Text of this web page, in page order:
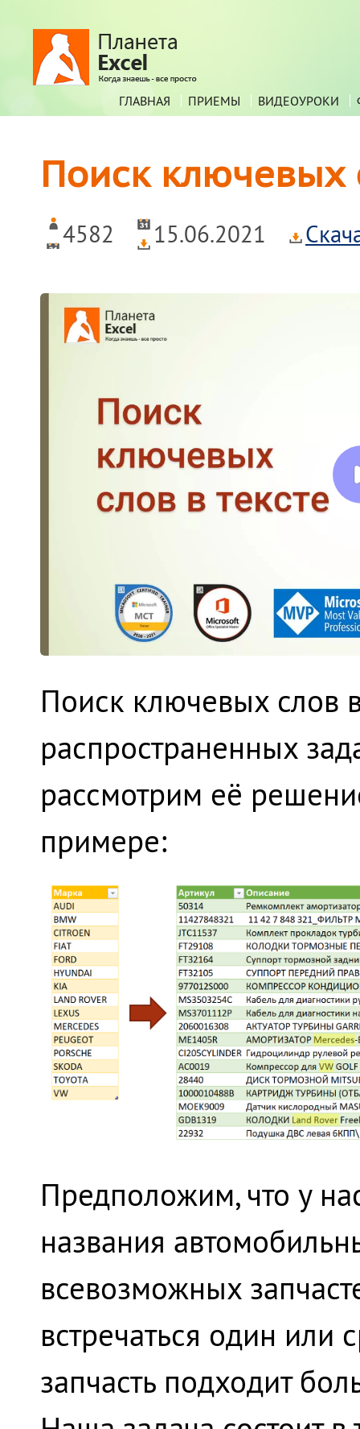
ГЛАВНАЯ ПРИЕМЫ ВИДЕОУРОКИ
Поиск ключевых
4582 15.06.2021
Поиск ключевых слов
распространенных
рассмотрим её
примере:
Предположим, что у
названия
всевозможных
встречаться один или
запчасть подходит